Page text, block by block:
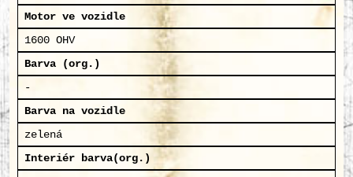
Motor ve vozidle
1600 OHV
Barva (org.)
-
Barva na vozidle
zelená
Interiér barva(org.)